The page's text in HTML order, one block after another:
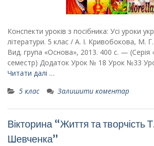
Конспекти уроків з посібника: Усі уроки
літератури. 5 клас / А. І. Кривобокова, М.
Вид. група «Основа», 2013. 400 с. — (Серія
семестр) Додаток Урок № 18 Урок №33
Читати далі …
5 клас
Залишити коментар
Вікторина “Життя та творчість
Шевченка”